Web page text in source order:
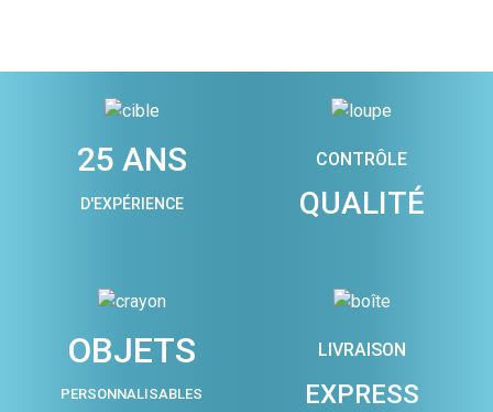
25 ANS
D'EXPÉRIENCE
CONTRÔLE
QUALITÉ
OBJETS
PERSONNALISABLES
LIVRAISON
EXPRESS